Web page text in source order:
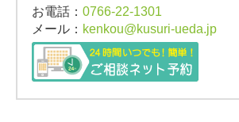
お電話： 0766-22-1301
メール： kenkou@kusuri-ueda.jp